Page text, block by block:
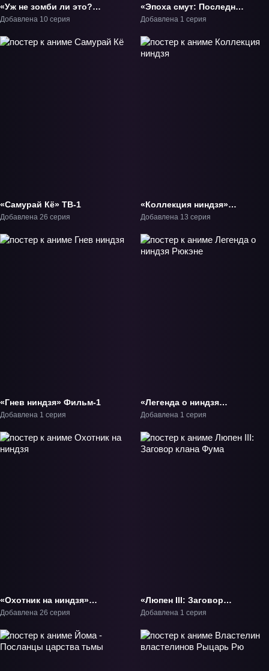
«Уж не зомби ли это?
Среди мертвецов» ТВ-2
Добавлена 10 серия
«Эпоха смут: Последняя
вечеринка» Фильм-1
Добавлена 1 серия
«Самурай Кё» ТВ-1
Добавлена 26 серия
«Коллекция ниндзя»
ТВ-1
Добавлена 13 серия
«Гнев ниндзя» Фильм-1
Добавлена 1 серия
«Легенда о ниндзя
Рюкэне» ОВА-1
Добавлена 1 серия
«Охотник на ниндзя»
ТВ-1
Добавлена 26 серия
«Люпен III: Заговор
клана Фума» Фильм-4
Добавлена 1 серия